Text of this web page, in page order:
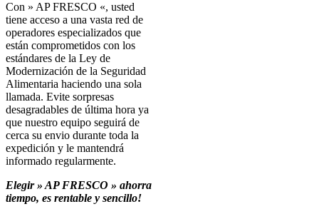
Con » AP FRESCO «, usted
tiene acceso a una vasta red de
operadores especializados que
están comprometidos con los
estándares de la Ley de
Modernización de la Seguridad
Alimentaria haciendo una sola
llamada. Evite sorpresas
desagradables de última hora ya
que nuestro equipo seguirá de
cerca su envio durante toda la
expedición y le mantendrá
informado regularmente.
Elegir » AP FRESCO » ahorra
tiempo, es rentable y sencillo!